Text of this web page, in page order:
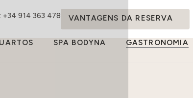
+34 914 363 478 VANTAGENS DA RESERVA
SPA BODYNA GASTRONOMIA